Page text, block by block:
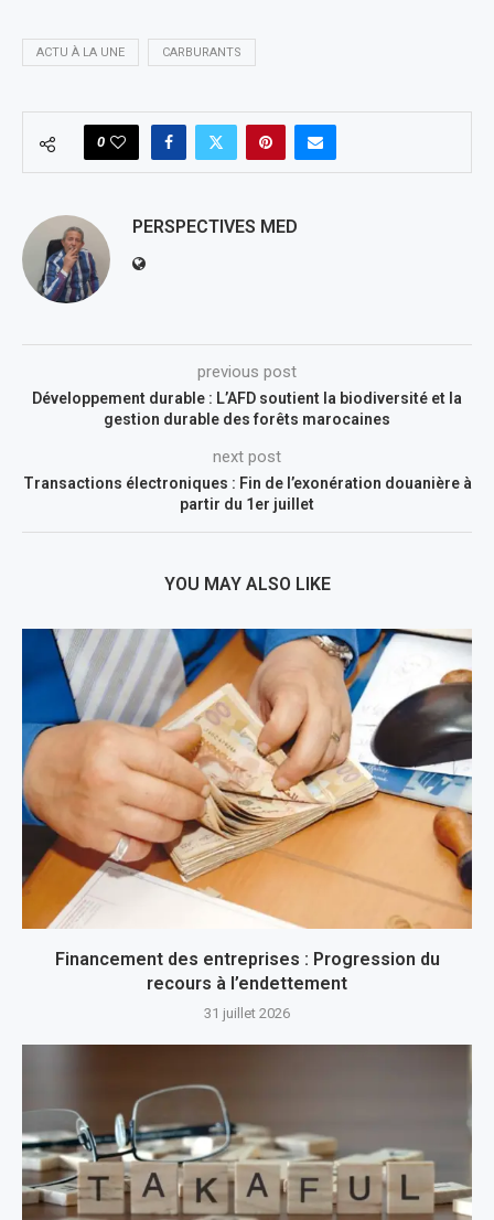
ACTU À LA UNE CARBURANTS
0
PERSPECTIVES MED
previous post
Développement durable : L’AFD soutient la biodiversité et la
gestion durable des forêts marocaines
next post
Transactions électroniques : Fin de l’exonération douanière à
partir du 1er juillet
YOU MAY ALSO LIKE
Financement des entreprises : Progression du
recours à l’endettement
31 juillet 2026